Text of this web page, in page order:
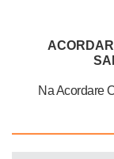
Na Acordare